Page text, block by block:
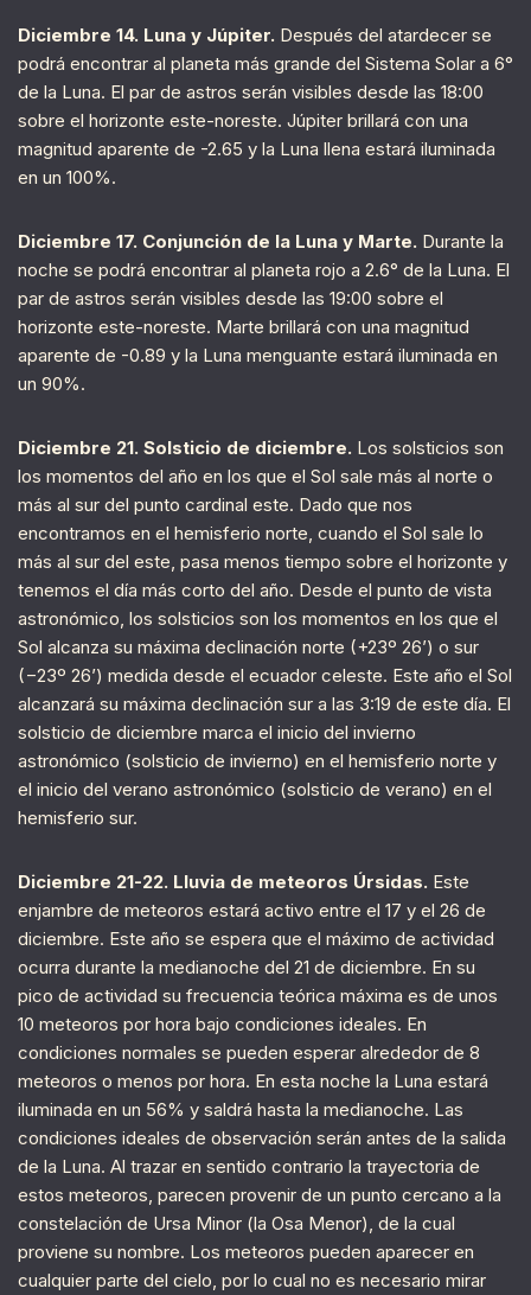
Diciembre 14. Luna y Júpiter. Después del atardecer se
podrá encontrar al planeta más grande del Sistema Solar a 6°
de la Luna. El par de astros serán visibles desde las 18:00
sobre el horizonte este-noreste. Júpiter brillará con una
magnitud aparente de -2.65 y la Luna llena estará iluminada
en un 100%.
Diciembre 17. Conjunción de la Luna y Marte. Durante la
noche se podrá encontrar al planeta rojo a 2.6° de la Luna. El
par de astros serán visibles desde las 19:00 sobre el
horizonte este-noreste. Marte brillará con una magnitud
aparente de -0.89 y la Luna menguante estará iluminada en
un 90%.
Diciembre 21. Solsticio de diciembre. Los solsticios son
los momentos del año en los que el Sol sale más al norte o
más al sur del punto cardinal este. Dado que nos
encontramos en el hemisferio norte, cuando el Sol sale lo
más al sur del este, pasa menos tiempo sobre el horizonte y
tenemos el día más corto del año. Desde el punto de vista
astronómico, los solsticios son los momentos en los que el
Sol alcanza su máxima declinación norte (+23º 26’) o sur
(−23º 26’) medida desde el ecuador celeste. Este año el Sol
alcanzará su máxima declinación sur a las 3:19 de este día. El
solsticio de diciembre marca el inicio del invierno
astronómico (solsticio de invierno) en el hemisferio norte y
el inicio del verano astronómico (solsticio de verano) en el
hemisferio sur.
Diciembre 21-22. Lluvia de meteoros Úrsidas. Este
enjambre de meteoros estará activo entre el 17 y el 26 de
diciembre. Este año se espera que el máximo de actividad
ocurra durante la medianoche del 21 de diciembre. En su
pico de actividad su frecuencia teórica máxima es de unos
10 meteoros por hora bajo condiciones ideales. En
condiciones normales se pueden esperar alrededor de 8
meteoros o menos por hora. En esta noche la Luna estará
iluminada en un 56% y saldrá hasta la medianoche. Las
condiciones ideales de observación serán antes de la salida
de la Luna. Al trazar en sentido contrario la trayectoria de
estos meteoros, parecen provenir de un punto cercano a la
constelación de Ursa Minor (la Osa Menor), de la cual
proviene su nombre. Los meteoros pueden aparecer en
cualquier parte del cielo, por lo cual no es necesario mirar